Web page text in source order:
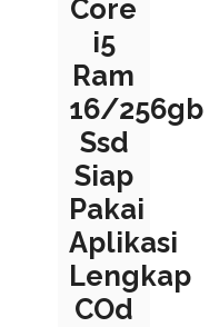
Core
i5
Ram
16/256gb
Ssd
Siap
Pakai
Aplikasi
Lengkap
COd